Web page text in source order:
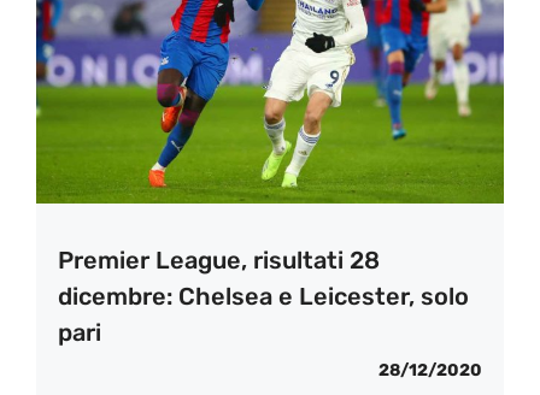
Premier League, risultati 28
dicembre: Chelsea e Leicester, solo
pari
28/12/2020